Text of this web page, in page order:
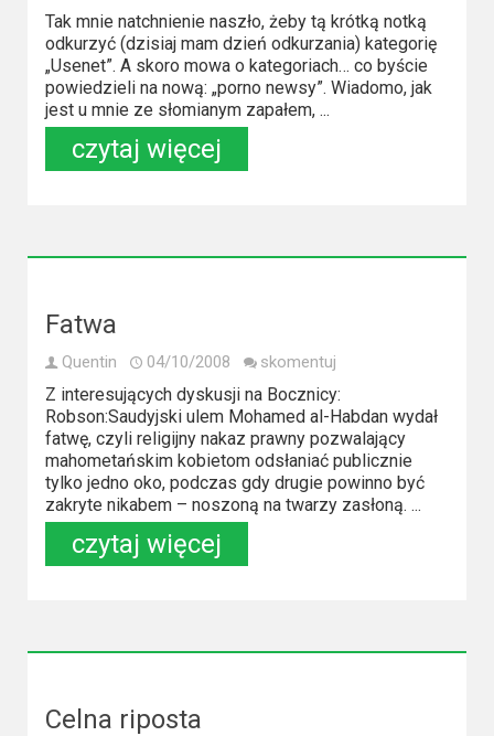
2022
2021
2020
2019
2017
2015
2014
Tak mnie natchnienie naszło, żeby tą krótką notką
odkurzyć (dzisiaj mam dzień odkurzania) kategorię
„Usenet”. A skoro mowa o kategoriach… co byście
powiedzieli na nową: „porno newsy”. Wiadomo, jak
jest u mnie ze słomianym zapałem, ...
czytaj więcej
Fatwa
Quentin 04/10/2008 skomentuj
Z interesujących dyskusji na Bocznicy:
Robson:Saudyjski ulem Mohamed al-Habdan wydał
fatwę, czyli religijny nakaz prawny pozwalający
mahometańskim kobietom odsłaniać publicznie
tylko jedno oko, podczas gdy drugie powinno być
zakryte nikabem – noszoną na twarzy zasłoną. ...
czytaj więcej
Celna riposta